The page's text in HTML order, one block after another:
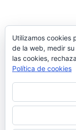
Utilizamos cookies
de la web, medir
las cookies,
Política de cookies